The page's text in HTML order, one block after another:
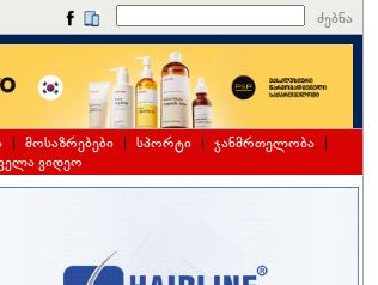
ძებნა
| მოსაზრებები | სპორტი | ჯანმრთელობა |
ვიდეო